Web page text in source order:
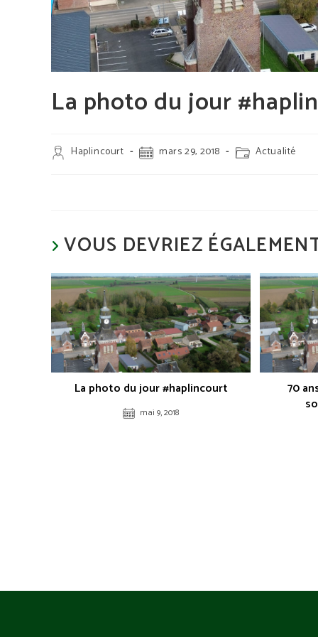
La photo du jour
Auteur/autrice
de
Haplincourt
Publication
publiée :
mars 29, 2018
Post
category:
Actualité
VOUS DEVRIEZ
La photo du jour #haplincourt
mai 9, 2018
70